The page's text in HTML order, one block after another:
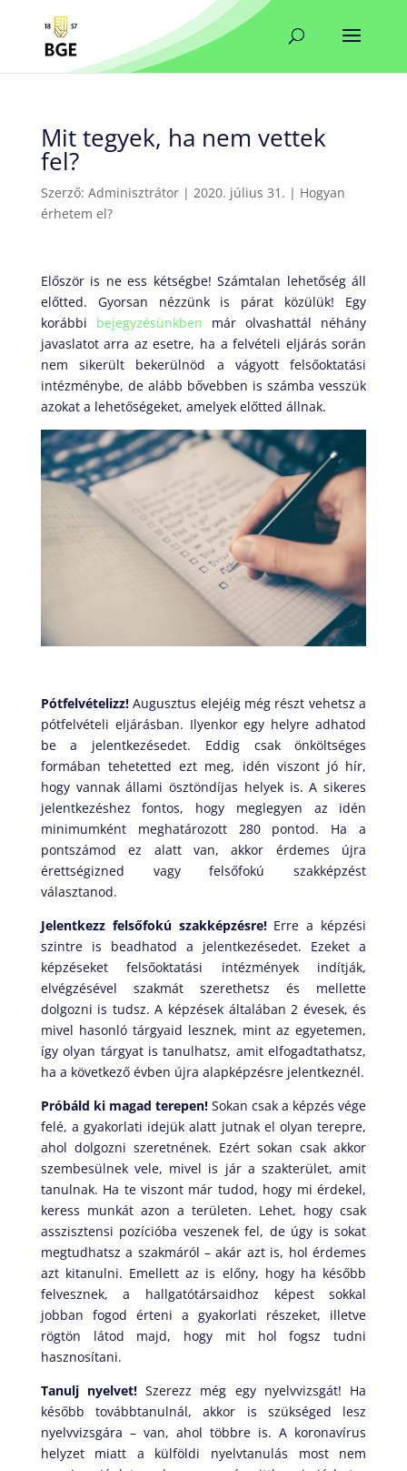
Mit tegyek, ha nem vettek
fel?
Szerző: Adminisztrátor| 2020. július 31. | Hogyan
érhetem el?
Először is ne ess kétségbe! Számtalan lehetőség áll
előtted. Gyorsan nézzünk is párat közülük! Egy
korábbi bejegyzésünkben már olvashattál néhány
javaslatot arra az esetre, ha a felvételi eljárás során
nem sikerült bekerülnöd a vágyott felsőoktatási
intézménybe, de alább bővebben is számba vesszük
azokat a lehetőségeket, amelyek előtted állnak.
Pótfelvételizz!Augusztus elejéig még részt vehetsz a
pótfelvételi eljárásban. Ilyenkor egy helyre adhatod
be a jelentkezésedet. Eddig csak önköltséges
formában tehetetted ezt meg, idén viszont jó hír,
hogy vannak állami ösztöndíjas helyek is. A sikeres
jelentkezéshez fontos, hogy meglegyen az idén
minimumként meghatározott 280 pontod. Ha a
pontszámod ez alatt van, akkor érdemes újra
érettségizned vagy felsőfokú szakképzést
választanod.
Jelentkezz felsőfokú szakképzésre!Erre a képzési
szintre is beadhatod a jelentkezésedet. Ezeket a
képzéseket felsőoktatási intézmények indítják,
elvégzésével szakmát szerethetsz és mellette
dolgozni is tudsz. A képzések általában 2 évesek, és
mivel hasonló tárgyaid lesznek, mint az egyetemen,
így olyan tárgyat is tanulhatsz, amit elfogadtathatsz,
ha a következő évben újra alapképzésre jelentkeznél.
Próbáld ki magad terepen!Sokan csak a képzés vége
felé, a gyakorlati idejük alatt jutnak el olyan terepre,
ahol dolgozni szeretnének. Ezért sokan csak akkor
szembesülnek vele, mivel is jár a szakterület, amit
tanulnak. Ha te viszont már tudod, hogy mi érdekel,
keress munkát azon a területen. Lehet, hogy csak
asszisztensi pozícióba veszenek fel, de úgy is sokat
megtudhatsz a szakmáról – akár azt is, hol érdemes
azt kitanulni. Emellett az is előny, hogy ha később
felvesznek, a hallgatótársaidhoz képest sokkal
jobban fogod érteni a gyakorlati részeket, illetve
rögtön látod majd, hogy mit hol fogsz tudni
hasznosítani.
Tanulj nyelvet! Szerezz még egy nyelvvizsgát! Ha
később továbbtanulnál, akkor is szükséged lesz
nyelvvizsgára – van, ahol többre is. A koronavírus
helyzet miatt a külföldi nyelvtanulás most nem